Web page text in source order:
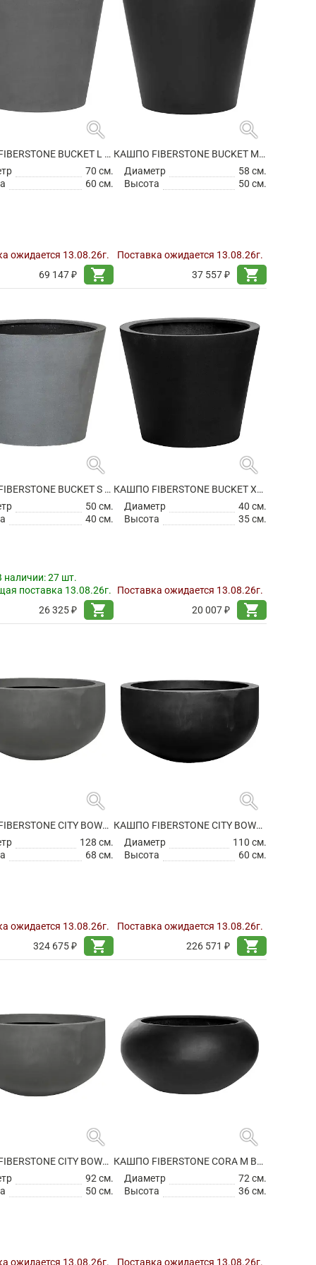
search
КАШПО FIBERSTONE BUCKET L GREY
70 см.
60 см.
ожидается 13.08.26г.
69 147 ₽
shopping_cart
search
КАШПО FIBERSTONE BUCKET M BLACK
Диаметр
58 см.
Высота
50 см.
Поставка ожидается 13.08.26г.
37 557 ₽
shopping_cart
search
КАШПО FIBERSTONE BUCKET S GREY
50 см.
40 см.
наличии:27 шт.
поставка 13.08.26г.
26 325 ₽
shopping_cart
search
КАШПО FIBERSTONE BUCKET XS BLACK
Диаметр
40 см.
Высота
35 см.
Поставка ожидается 13.08.26г.
20 007 ₽
shopping_cart
search
КАШПО FIBERSTONE CITY BOWL L GREY
128 см.
68 см.
ожидается 13.08.26г.
324 675 ₽
shopping_cart
search
КАШПО FIBERSTONE CITY BOWL M BLACK
Диаметр
110 см.
Высота
60 см.
Поставка ожидается 13.08.26г.
226 571 ₽
shopping_cart
search
КАШПО FIBERSTONE CITY BOWL S GREY
92 см.
50 см.
ожидается 13.08.26г.
search
КАШПО FIBERSTONE CORA M BLACK
Диаметр
72 см.
Высота
36 см.
Поставка ожидается 13.08.26г.